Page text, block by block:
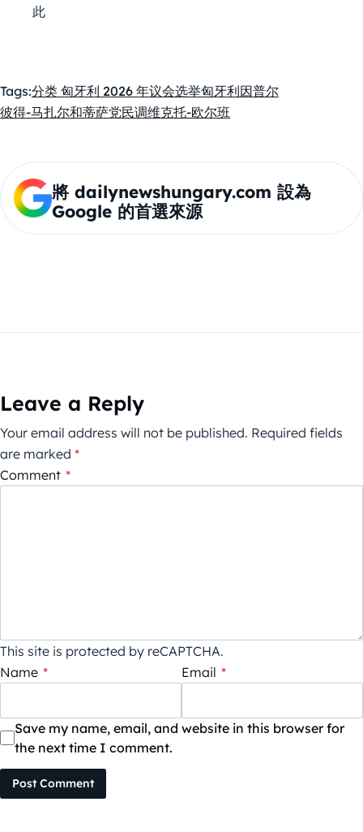
此
Tags:分类 匈牙利 2026 年议会选举匈牙利因普尔
彼得-马扎尔和蒂萨党民调维克托-欧尔班
將 dailynewshungary.com 設為
Google 的首選來源
Leave a Reply
Your email address will not be published. Required fields
are marked *
Comment *
This site is protected by reCAPTCHA.
Name * Email *
Save my name, email, and website in this browser for
the next time I comment.
Post Comment